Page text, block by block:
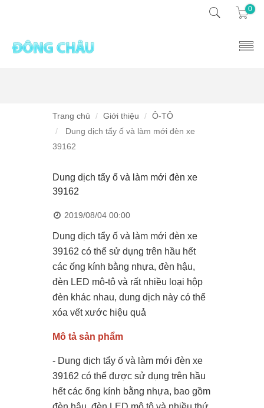
Dung dịch tẩy ố và làm mới đèn xe
39162
2019/08/04 00:00
Dung dịch tẩy ố và làm mới đèn xe
39162 có thể sử dụng trên hầu hết
các ống kính bằng nhựa, đèn hậu,
đèn LED mô-tô và rất nhiều loại hộp
đèn khác nhau, dung dịch này có thể
xóa vết xước hiệu quả
Mô tả sản phẩm
- Dung dịch tẩy ố và làm mới đèn xe
39162 có thể được sử dụng trên hầu
hết các ống kính bằng nhựa, bao gồm
0
Trang chủ Giới thiệu
Ô-TÔ
Dung dịch tẩy ố và làm mới đèn xe
39162